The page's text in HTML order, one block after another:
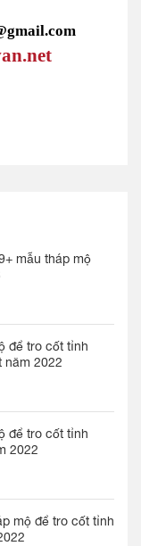
mẫu tháp mộ
để tro cốt tỉnh
năm 2022
để tro cốt tỉnh
2022
mộ để tro cốt tỉnh